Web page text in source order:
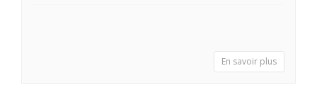
En savoir plus